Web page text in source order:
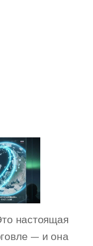
настоящая
— и она